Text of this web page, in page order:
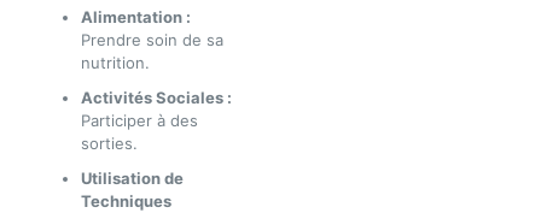
Alimentation :
Prendre soin de sa
nutrition.
Activités Sociales :
Participer à des
sorties.
Utilisation de
Techniques